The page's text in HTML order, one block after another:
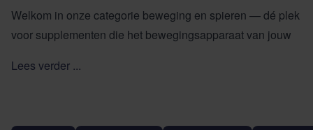
Welkom in onze categorie beweging en spieren — dé plek
voor supplementen die het bewegingsapparaat van jouw
spieropbouw tot soepel herstel: onze supplementen
Lees verder ...